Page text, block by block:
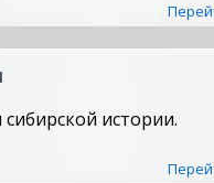
истории.